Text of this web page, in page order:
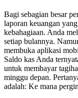
Bagi sebagian besar
laporan keuangan
kebahagiaan. Anda
setiap bulannya.
membuka aplikasi
Saldo kas Anda
untuk membayar
minggu depan.
adalah: Ke mana